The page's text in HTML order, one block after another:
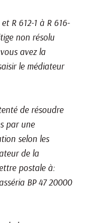
R 612-1 à R 616-
non résolu
avez la
le médiateur
de résoudre
par une
selon les
de la
postale à:
BP 47 20000